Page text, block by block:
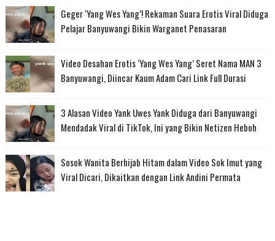
Geger ‘Yang Wes Yang’! Rekaman Suara Erotis Viral Diduga
Pelajar Banyuwangi Bikin Warganet Penasaran
Video Desahan Erotis ‘Yang Wes Yang’ Seret Nama MAN 3
Banyuwangi, Diincar Kaum Adam Cari Link Full Durasi
3 Alasan Video Yank Uwes Yank Diduga dari Banyuwangi
Mendadak Viral di TikTok, Ini yang Bikin Netizen Heboh
Sosok Wanita Berhijab Hitam dalam Video Sok Imut yang
Viral Dicari, Dikaitkan dengan Link Andini Permata